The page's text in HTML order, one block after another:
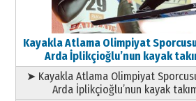
Kayakla Atlama Olimpiyat
Arda İplikçioğlu’nun kayak
➤ Kayakla Atlama Olimpiyat
Arda İplikçioğlu’nun kayak